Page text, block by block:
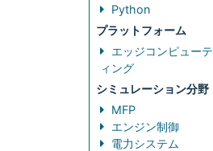
Python
プラットフォーム
エッジコンピューテ
ィング
シミュレーション分野
MFP
エンジン制御
電力システム